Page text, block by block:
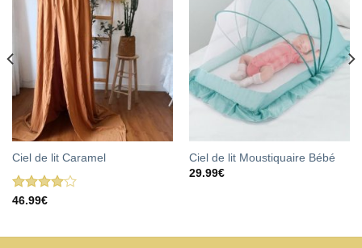
Ciel de lit Caramel
Note
46.99€
Ciel de lit Moustiquaire Bébé
29.99€